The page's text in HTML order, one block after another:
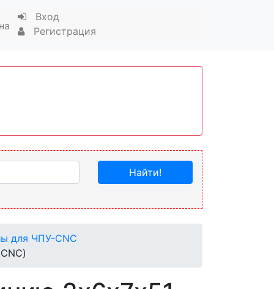
Вход
Регистрация
Найти!
для ЧПУ-CNC